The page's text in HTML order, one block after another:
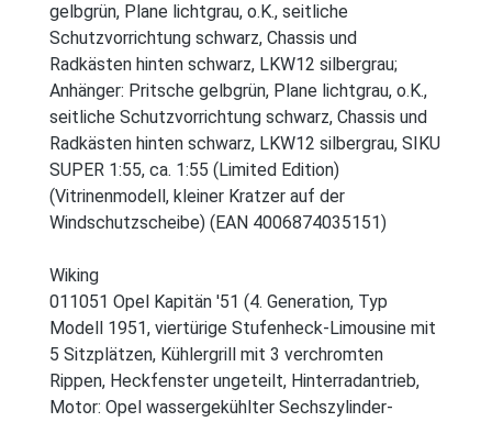
gelbgrün, Plane lichtgrau, o.K., seitliche
Schutzvorrichtung schwarz, Chassis und
Radkästen hinten schwarz, LKW12 silbergrau;
Anhänger: Pritsche gelbgrün, Plane lichtgrau, o.K.,
seitliche Schutzvorrichtung schwarz, Chassis und
Radkästen hinten schwarz, LKW12 silbergrau, SIKU
SUPER 1:55, ca. 1:55 (Limited Edition)
(Vitrinenmodell, kleiner Kratzer auf der
Windschutzscheibe) (EAN 4006874035151)
Wiking
011051 Opel Kapitän '51 (4. Generation, Typ
Modell 1951, viertürige Stufenheck-Limousine mit
5 Sitzplätzen, Kühlergrill mit 3 verchromten
Rippen, Heckfenster ungeteilt, Hinterradantrieb,
Motor: Opel wassergekühlter Sechszylinder-